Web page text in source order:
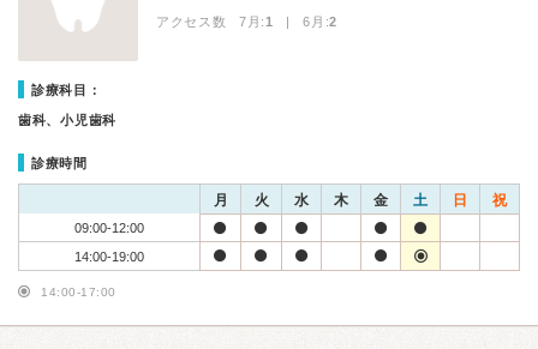
アクセス数 7月:1 | 6月:2
診療科目：
歯科、小児歯科
診療時間
月 火 水 木 金 土 日 祝
09:00-12:00
14:00-19:00
14:00-17:00